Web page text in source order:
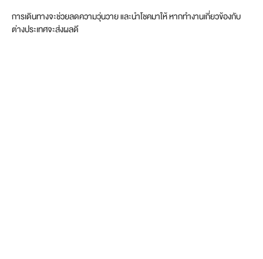
การเดินทางจะช่วยลดความวุ่นวาย และนำโชคมาให้ หากทำงานเกี่ยวข้องกับ
ต่างประเทศจะส่งผลดี